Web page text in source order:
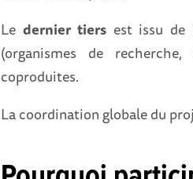
Ledernier tiersest issu de
(organismes de
coproduites.
La coordination globale du